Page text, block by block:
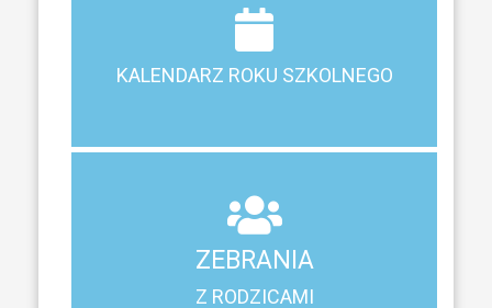
KALENDARZ ROKU SZKOLNEGO
KALENDARZ ROKU SZKOLNEGO
Terminy ferii, matur, zebrań i klasyfikacji
ZEBRANIA
Z RODZICAMI
Z RODZICAMI
Harmonogram spotkań i konsultacji z rodzicami